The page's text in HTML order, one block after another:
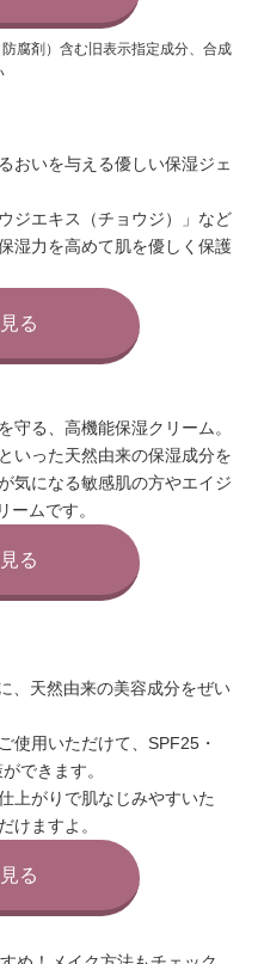
腐剤）含む旧表示指定成分、合成
おいを与える優しい保湿ジェ
ジエキス（チョウジ）」など
湿力を高めて肌を優しく保護
る
守る、高機能保湿クリーム。
といった天然由来の保湿成分を
気になる敏感肌の方やエイジ
ームです。
る
、 天然由来の美容成分をぜい
使用いただけて、SPF25・
できます。
上がり で肌なじみやすいた
けますよ。
る